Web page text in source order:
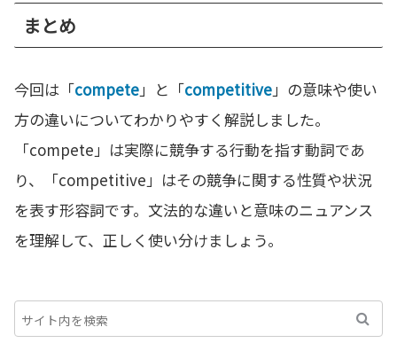
まとめ
今回は「compete」と「competitive」の意味や使い
方の違いについてわかりやすく解説しました。
「compete」は実際に競争する行動を指す動詞であ
り、「competitive」はその競争に関する性質や状況
を表す形容詞です。文法的な違いと意味のニュアンス
を理解して、正しく使い分けましょう。